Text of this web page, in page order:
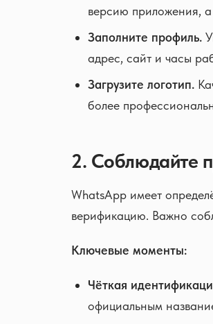
версию приложения,
Заполните профиль.
адрес, сайт и часы
Загрузите логотип.
более
2. Соблюдайте
WhatsApp имеет
верификацию. Важно
Ключевые моменты:
Чёткая
официальным